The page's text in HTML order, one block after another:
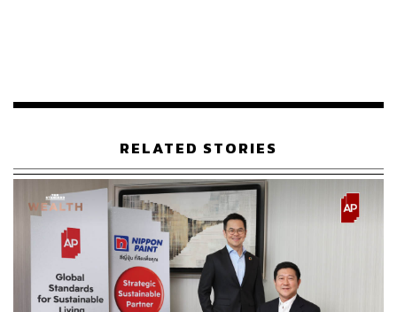
ชีวิตจริงของคนเมืองได้อย่างละเอียดและตรงจุด เปลี่ยนจาก
ความสุขไว้ในทุกรายละเอียด เพื่อเปลี่ยนวันธรรมดาของทุก
คนให้กลายเป็นเรื่องมหัศจรรย์
ข้อมูลทั้งหมดถูกนำมาวิเคราะห์และออกแบบฟังก์ชันห้อง
ผ่าน 3 แกนหลักที่ตอบโจทย์ชีวิตจริง ได้แก่
RELATED STORIES